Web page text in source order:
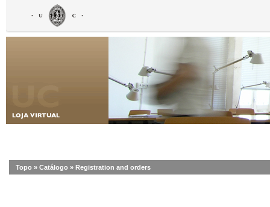
Topo » Catálogo » Registration and orders